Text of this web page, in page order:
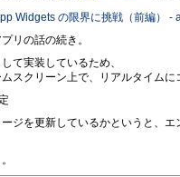
Widgets の限界に挑戦（前編） -
リの話の続き。
て実装しているため、
スクリーン上で、リアルタイム
ジを更新しているかというと、